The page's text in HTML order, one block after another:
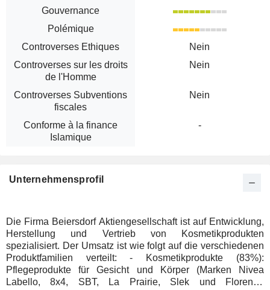
Gouvernance
Polémique
Controverses Ethiques
Nein
Controverses sur les droits
de l'Homme
Nein
Controverses Subventions
fiscales
Nein
Conforme à la finance
Islamique
-
Unternehmensprofil
Die Firma Beiersdorf Aktiengesellschaft ist auf Entwicklung,
Herstellung und Vertrieb von Kosmetikprodukten
spezialisiert. Der Umsatz ist wie folgt auf die verschiedenen
Produktfamilien verteilt: - Kosmetikprodukte (83%):
Pflegeprodukte für Gesicht und Körper (Marken Nivea
Labello, 8x4, SBT, La Prairie, Slek und Florena),